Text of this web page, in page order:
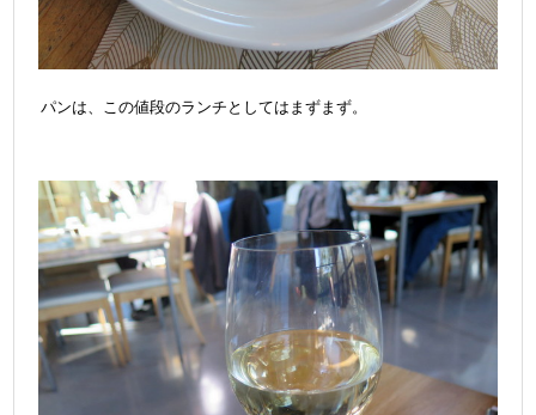
パンは、この値段のランチとしてはまずまず。